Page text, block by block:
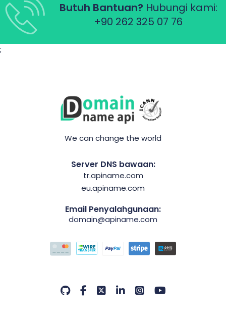
Butuh Bantuan? Hubungi kami:
+90 262 325 07 76
;
We can change the world
Server DNS bawaan:
tr.apiname.com
eu.apiname.com
Email Penyalahgunaan:
domain@apiname.com